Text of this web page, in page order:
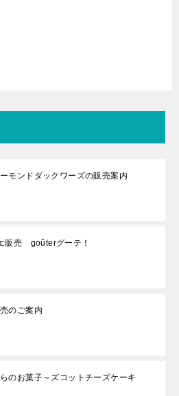
モンドダックワーズの販売案内
販売 goûterグーテ！
のご案内
のお菓子～ズコットチーズケーキ